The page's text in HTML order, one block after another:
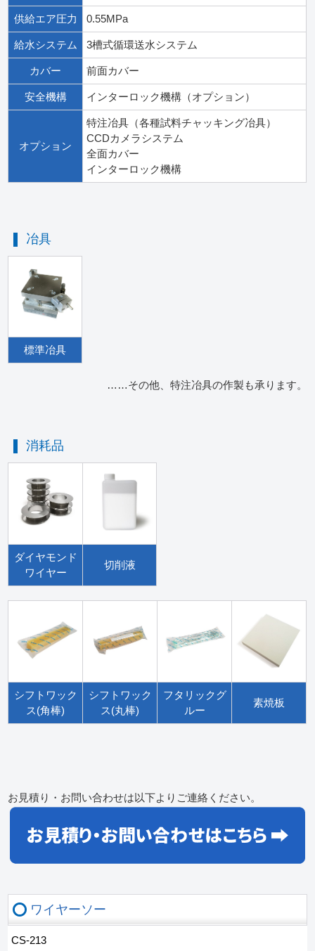
供給エア圧力 0.55MPa
給水システム 3槽式循環送水システム
カバー 前面カバー
安全機構 インターロック機構（オプション）
オプション
特注冶具（各種試料チャッキング冶具）
CCDカメラシステム
全面カバー
インターロック機構
冶具
標準冶具
……その他、特注冶具の作製も承ります。
消耗品
ダイヤモンド
ワイヤー
切削液
シフトワック
ス(角棒)
シフトワック
ス(丸棒)
フタリックグ
ルー
素焼板
お見積り・お問い合わせは以下よりご連絡ください。
ワイヤーソー
CS-213